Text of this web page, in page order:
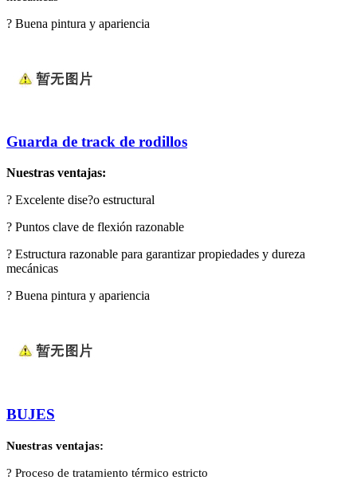
? Buena pintura y apariencia
Guarda de track de rodillos
Nuestras ventajas:
? Excelente dise?o estructural
? Puntos clave de flexión razonable
? Estructura razonable para garantizar propiedades y dureza
mecánicas
? Buena pintura y apariencia
BUJES
Nuestras ventajas:
? Proceso de tratamiento térmico estricto